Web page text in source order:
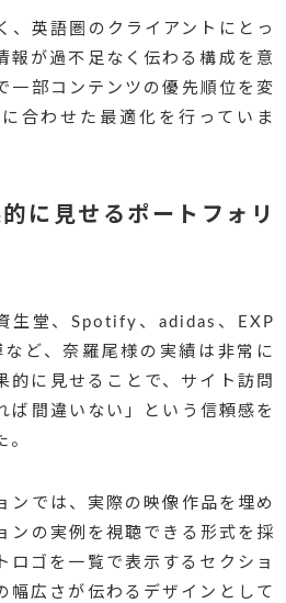
、英語圏のクライアントにとっ
報が過不足なく伝わる構成を意
一部コンテンツの優先順位を変
合わせた最適化を行っていま
に見せるポートフォリ
生堂、Spotify、adidas、EXP
ど、奈羅尾様の実績は非常に
的に見せることで、サイト訪問
ば間違いない」という信頼感を
。
ンでは、実際の映像作品を埋め
ンの実例を視聴できる形式を採
ロゴを一覧で表示するセクショ
幅広さが伝わるデザインとして